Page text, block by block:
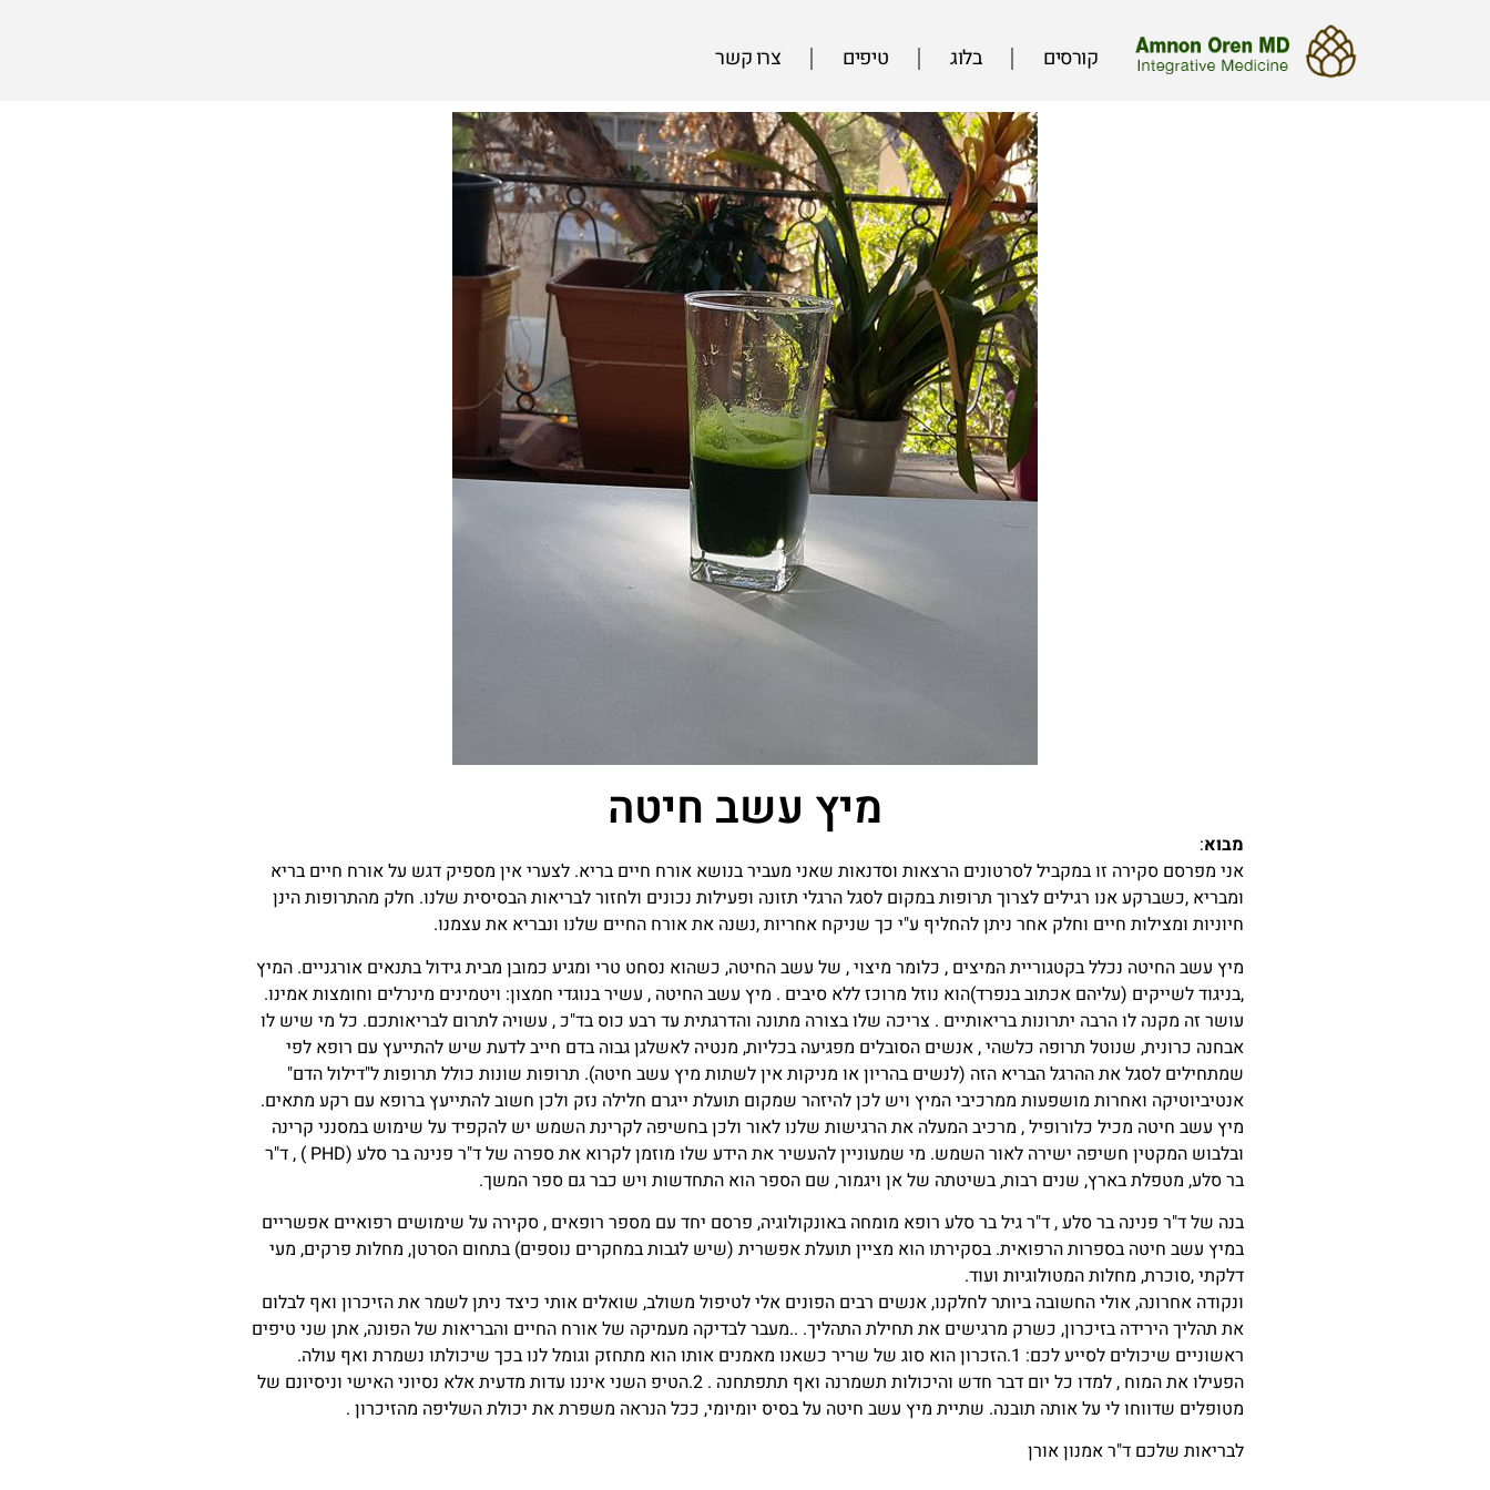
קורסים בלוג טיפים צרו קשר
מיץ עשב חיטה
מבוא:
אני מפרסם סקירה זו במקביל לסרטונים הרצאות וסדנאות שאני מעביר בנושא אורח חיים בריא. לצערי אין מספיק דגש על אורח חיים בריא
ומבריא ,כשברקע אנו רגילים לצרוך תרופות במקום לסגל הרגלי תזונה ופעילות נכונים ולחזור לבריאות הבסיסית שלנו. חלק מהתרופות הינן
חיוניות ומצילות חיים וחלק אחר ניתן להחליף ע"י כך שניקח אחריות ,נשנה את אורח החיים שלנו ונבריא את עצמנו.
מיץ עשב החיטה נכלל בקטגוריית המיצים , כלומר מיצוי , של עשב החיטה, כשהוא נסחט טרי ומגיע כמובן מבית גידול בתנאים אורגניים. המיץ
,בניגוד לשייקים (עליהם אכתוב בנפרד)הוא נוזל מרוכז ללא סיבים . מיץ עשב החיטה , עשיר בנוגדי חמצון: ויטמינים מינרלים וחומצות אמינו.
עושר זה מקנה לו הרבה יתרונות בריאותיים . צריכה שלו בצורה מתונה והדרגתית עד רבע כוס בד"כ , עשויה לתרום לבריאותכם. כל מי שיש לו
אבחנה כרונית, שנוטל תרופה כלשהי , אנשים הסובלים מפגיעה בכליות, מנטיה לאשלגן גבוה בדם חייב לדעת שיש להתייעץ עם רופא לפי
שמתחילים לסגל את ההרגל הבריא הזה (לנשים בהריון או מניקות אין לשתות מיץ עשב חיטה). תרופות שונות כולל תרופות ל"דילול הדם"
אנטיביוטיקה ואחרות מושפעות ממרכיבי המיץ ויש לכן להיזהר שמקום תועלת ייגרם חלילה נזק ולכן חשוב להתייעץ ברופא עם רקע מתאים.
מיץ עשב חיטה מכיל כלורופיל , מרכיב המעלה את הרגישות שלנו לאור ולכן בחשיפה לקרינת השמש יש להקפיד על שימוש במסנני קרינה
ובלבוש המקטין חשיפה ישירה לאור השמש. מי שמעוניין להעשיר את הידע שלו מוזמן לקרוא את ספרה של ד"ר פנינה בר סלע (PHD ) , ד"ר
בר סלע, מטפלת בארץ, שנים רבות, בשיטתה של אן ויגמור, שם הספר הוא התחדשות ויש כבר גם ספר המשך.
בנה של ד"ר פנינה בר סלע , ד"ר גיל בר סלע רופא מומחה באונקולוגיה, פרסם יחד עם מספר רופאים , סקירה על שימושים רפואיים אפשריים
במיץ עשב חיטה בספרות הרפואית. בסקירתו הוא מציין תועלת אפשרית (שיש לגבות במחקרים נוספים) בתחום הסרטן, מחלות פרקים, מעי
דלקתי ,סוכרת, מחלות המטולוגיות ועוד.
ונקודה אחרונה, אולי החשובה ביותר לחלקנו, אנשים רבים הפונים אלי לטיפול משולב, שואלים אותי כיצד ניתן לשמר את הזיכרון ואף לבלום
את תהליך הירידה בזיכרון, כשרק מרגישים את תחילת התהליך. ..מעבר לבדיקה מעמיקה של אורח החיים והבריאות של הפונה, אתן שני טיפים
ראשוניים שיכולים לסייע לכם: 1.הזכרון הוא סוג של שריר כשאנו מאמנים אותו הוא מתחזק וגומל לנו בכך שיכולתו נשמרת ואף עולה.
הפעילו את המוח , למדו כל יום דבר חדש והיכולות תשמרנה ואף תתפתחנה . 2.הטיפ השני איננו עדות מדעית אלא נסיוני האישי וניסיונם של
מטופלים שדווחו לי על אותה תובנה. שתיית מיץ עשב חיטה על בסיס יומיומי, ככל הנראה משפרת את יכולת השליפה מהזיכרון .
לבריאות שלכם ד"ר אמנון אורן